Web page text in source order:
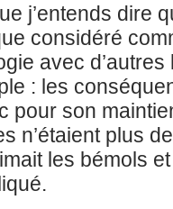
j’entends dire
considéré
avec
: les
pour son
n’étaient plus
les bémols